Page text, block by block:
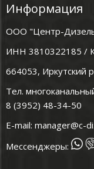
Информация
ООО "Центр-
ИНН 3810322185 /
664053, Иркутский
Тел.
8 (3952) 48-34-50
E-mail: manager@c-
Мессенджеры: